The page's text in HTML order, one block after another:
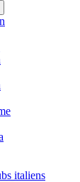
italiens